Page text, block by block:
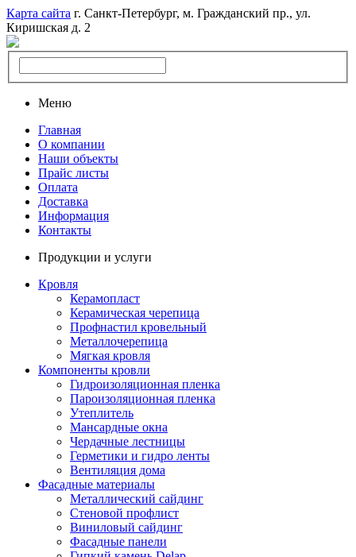
Карта сайта г. Санкт-Петербург, м. Гражданский пр., ул.
Киришская д. 2
Меню
Главная
О компании
Наши объекты
Прайс листы
Оплата
Доставка
Информация
Контакты
Продукции и услуги
Кровля
Керамопласт
Керамическая черепица
Профнастил кровельный
Металлочерепица
Мягкая кровля
Компоненты кровли
Гидроизоляционная пленка
Пароизоляционная пленка
Утеплитель
Мансардные окна
Чердачные лестницы
Герметики и гидро ленты
Вентиляция дома
Фасадные материалы
Металлический сайдинг
Стеновой профлист
Виниловый сайдинг
Фасадные панели